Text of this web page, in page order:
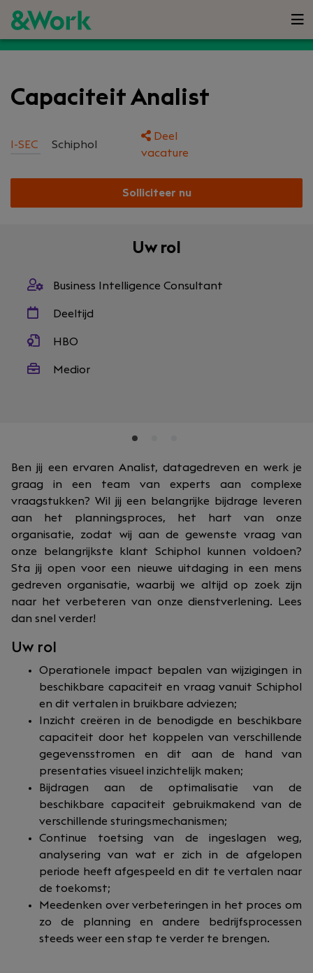
Capaciteit Analist
I-SEC Schiphol
Deel
vacature
Solliciteer nu
Uw rol
Business Intelligence Consultant
Deeltijd
HBO
Medior
Ben jij een ervaren Analist, datagedreven en werk je
graag in een team van experts aan complexe
vraagstukken? Wil jij een belangrijke bijdrage leveren
aan het planningsproces, het hart van onze
organisatie, zodat wij aan de gewenste vraag van
onze belangrijkste klant Schiphol kunnen voldoen?
Sta jij open voor een nieuwe uitdaging in een mens
gedreven organisatie, waarbij we altijd op zoek zijn
naar het verbeteren van onze dienstverlening. Lees
dan snel verder!
Uw rol
Operationele impact bepalen van wijzigingen in
beschikbare capaciteit en vraag vanuit Schiphol
en dit vertalen in bruikbare adviezen;
Inzicht creëren in de benodigde en beschikbare
capaciteit door het koppelen van verschillende
gegevensstromen en dit aan de hand van
presentaties visueel inzichtelijk maken;
Bijdragen aan de optimalisatie van de
beschikbare capaciteit gebruikmakend van de
verschillende sturingsmechanismen;
Continue toetsing van de ingeslagen weg,
analysering van wat er zich in de afgelopen
periode heeft afgespeeld en dit te vertalen naar
de toekomst;
Meedenken over verbeteringen in het proces om
zo de planning en andere bedrijfsprocessen
steeds weer een stap te verder te brengen.